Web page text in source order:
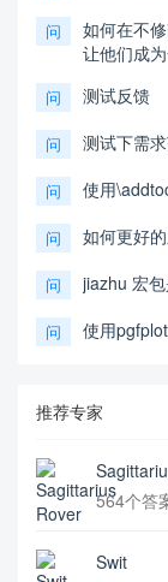
问
如何在不
让他们成
问 测试反馈
问 测试下需
问 使用
问 如何更好
问 jiazhu 宏
问 使用
推荐专家
564个答
Swit